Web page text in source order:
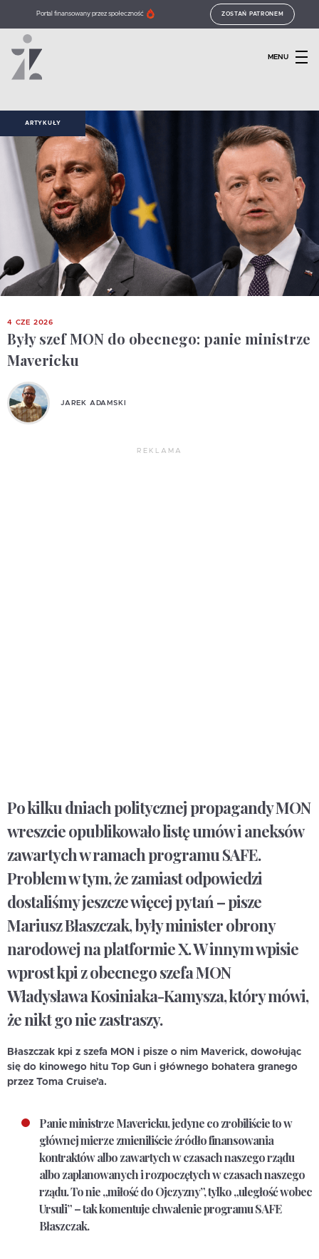
Portal finansowany przez społeczność ZOSTAŃ PATRONEM
MENU
ARTYKUŁY
4 CZE 2026
Były szef MON do obecnego: panie ministrze
Mavericku
JAREK ADAMSKI
REKLAMA
Po kilku dniach politycznej propagandy MON
wreszcie opublikowało listę umów i aneksów
zawartych w ramach programu SAFE.
Problem w tym, że zamiast odpowiedzi
dostaliśmy jeszcze więcej pytań – pisze
Mariusz Błaszczak, były minister obrony
narodowej na platformie X. W innym wpisie
wprost kpi z obecnego szefa MON
Władysława Kosiniaka-Kamysza, który mówi,
że nikt go nie zastraszy.
Błaszczak kpi z szefa MON i pisze o nim Maverick, dowołując
się do kinowego hitu Top Gun i głównego bohatera granego
przez Toma Cruise’a.
Panie ministrze Mavericku, jedyne co zrobiliście to w
głównej mierze zmieniliście źródło finansowania
kontraktów albo zawartych w czasach naszego rządu
albo zaplanowanych i rozpoczętych w czasach naszego
rządu. To nie „miłość do Ojczyzny”, tylko „uległość wobec
Ursuli” – tak komentuje chwalenie programu SAFE
Błaszczak.